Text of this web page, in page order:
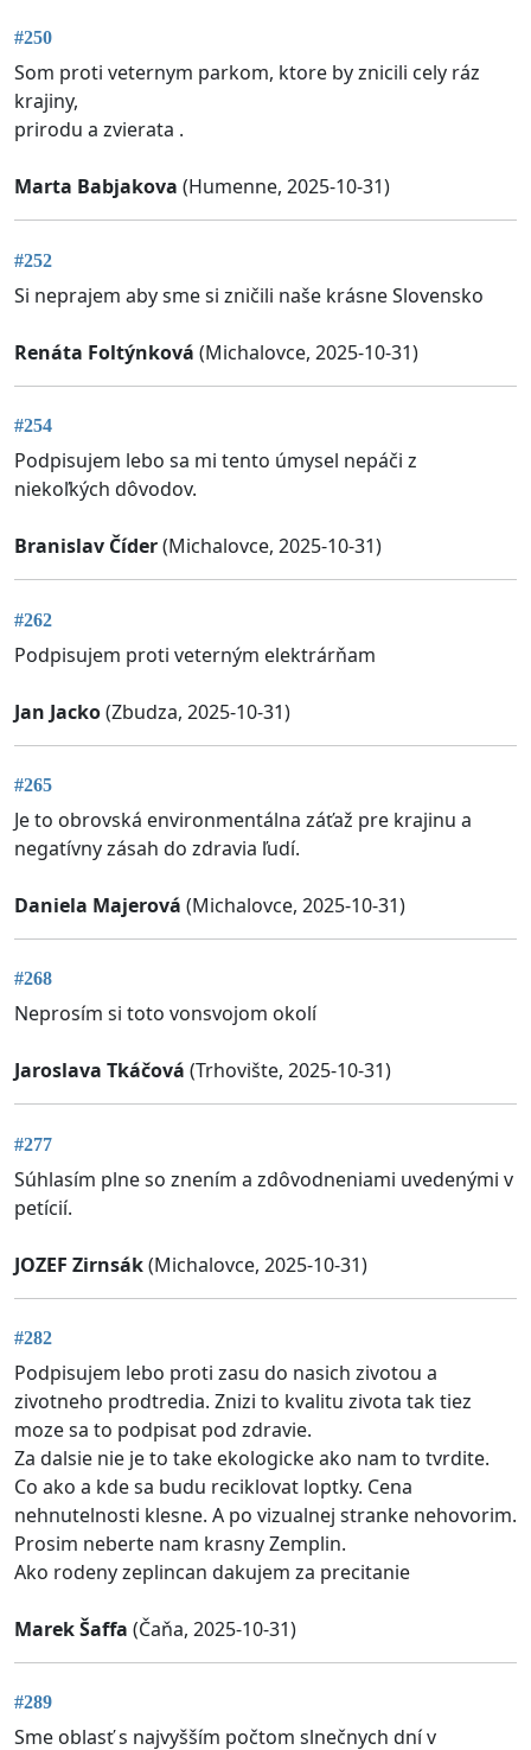
#250
Som proti veternym parkom, ktore by znicili cely ráz
krajiny,
prirodu a zvierata .
Marta Babjakova (Humenne, 2025-10-31)
#252
Si neprajem aby sme si zničili naše krásne Slovensko
Renáta Foltýnková (Michalovce, 2025-10-31)
#254
Podpisujem lebo sa mi tento úmysel nepáči z
niekoľkých dôvodov.
Branislav Číder(Michalovce, 2025-10-31)
#262
Podpisujem proti veterným elektrárňam
Jan Jacko(Zbudza, 2025-10-31)
#265
Je to obrovská environmentálna záťaž pre krajinu a
negatívny zásah do zdravia ľudí.
Daniela Majerová (Michalovce, 2025-10-31)
#268
Neprosím si toto vonsvojom okolí
Jaroslava Tkáčová (Trhovište, 2025-10-31)
#277
Súhlasím plne so znením a zdôvodneniami uvedenými v
petícií.
JOZEF Zirnsák(Michalovce, 2025-10-31)
#282
Podpisujem lebo proti zasu do nasich zivotou a
zivotneho prodtredia. Znizi to kvalitu zivota tak tiez
moze sa to podpisat pod zdravie.
Za dalsie nie je to take ekologicke ako nam to tvrdite.
Co ako a kde sa budu reciklovat loptky. Cena
nehnutelnosti klesne. A po vizualnej stranke nehovorim.
Prosim neberte nam krasny Zemplin.
Ako rodeny zeplincan dakujem za precitanie
Marek Šaffa (Čaňa, 2025-10-31)
#289
Sme oblasť s najvyšším počtom slnečnych dní v